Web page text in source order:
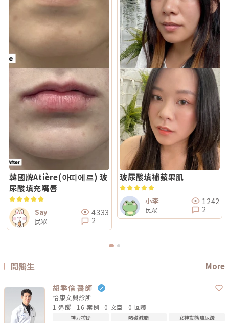
韓國牌Atière(아띠에르) 玻
尿酸填充嘴唇
Say
民眾
4333
2
玻尿酸填補蘋果肌
小李
民眾
1242
2
問醫生 More
胡季倫 醫師
怡康文興診所
1 追蹤
16 案例 0 文章 0 回覆
神力拉提 熱磁減脂
女神動態玻尿酸